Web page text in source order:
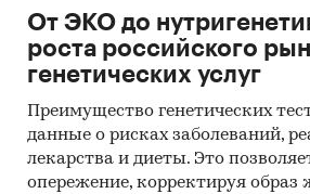
От ЭКО до
роста российского
генетических услуг
Преимущество генетических
данные о рисках заболеваний,
лекарства и диеты. Это
опережение, корректируя образ